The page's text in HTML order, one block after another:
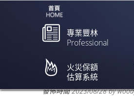
專業豐林
Professional
火災保額
估算系統
欲閱讀全文請點上列新聞標題
發佈時間2023/08/28by